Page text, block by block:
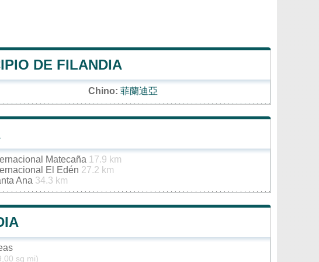
DE FILANDIA
Chino: 菲蘭迪亞
Matecaña 17.9 km
El Edén 27.2 km
Ana 34.3 km
sq mi)